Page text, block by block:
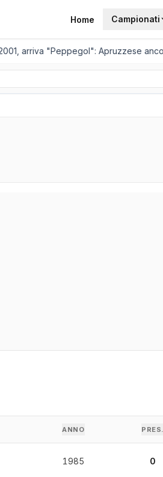
Home Campionati
arriva "Peppegol": Apruzzese ancora
ANNO PRES.
1985 0